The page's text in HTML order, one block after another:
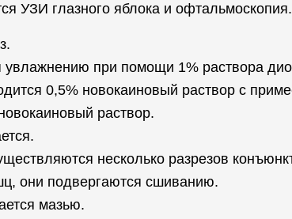
УЗИ глазного яблока и
увлажнению при помощи 1% раствора
0,5% новокаиновый раствор с
раствор.
несколько разрезов
они подвергаются сшиванию.
мазью.